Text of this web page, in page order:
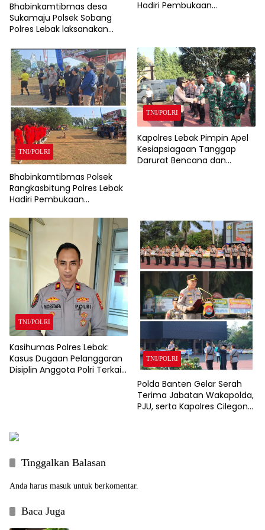
Bhabinkamtibmas desa
Sukamaju Polsek Sobang
Polres Lebak laksanakan
Hadiri Pembukaan
TNI/POLRI
Bhabinkamtibmas Polsek
Rangkasbitung Polres Lebak
Hadiri Pembukaan
Desa Nameng Tingkat RT
TNI/POLRI
Kapolres Lebak Pimpin Apel
Kesiapsiagaan Tanggap
Darurat Bencana dan
TNI/POLRI
Kasihumas Polres Lebak:
Kasus Dugaan Pelanggaran
Disiplin Anggota Polri Terkait
TNI/POLRI
Polda Banten Gelar Serah
Terima Jabatan Wakapolda,
PJU, serta Kapolres Cilegon
Tinggalkan Balasan
Anda harus masuk untuk berkomentar.
Baca Juga